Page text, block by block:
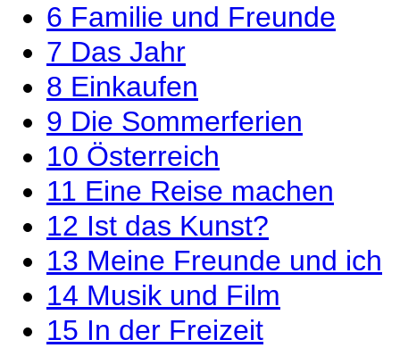
6 Familie und Freunde
7 Das Jahr
8 Einkaufen
9 Die Sommerferien
10 Österreich
11 Eine Reise machen
12 Ist das Kunst?
13 Meine Freunde und ich
14 Musik und Film
15 In der Freizeit